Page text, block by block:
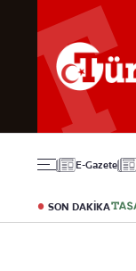
E-Gazete
SON DAKİKA
Gündem
Politika
Eğitim